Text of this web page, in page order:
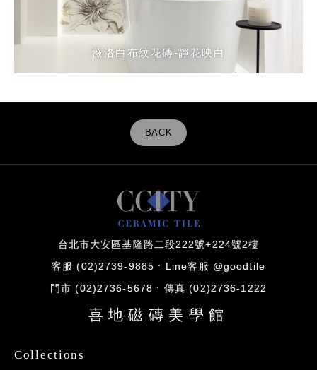
薇洛白布紋花磚-靜花映白
薇洛白布紋花磚-靜花映白
納塔爾萊姆石花磚
奧比安塗料磚
BACK
台北市大安區基隆路二段222號+224號2樓
客服 (02)2739-9885 Line客服 @goodtile
門市 (02)2736-5678 傳真 (02)2736-1222
喜地磁磚美學館
Collections